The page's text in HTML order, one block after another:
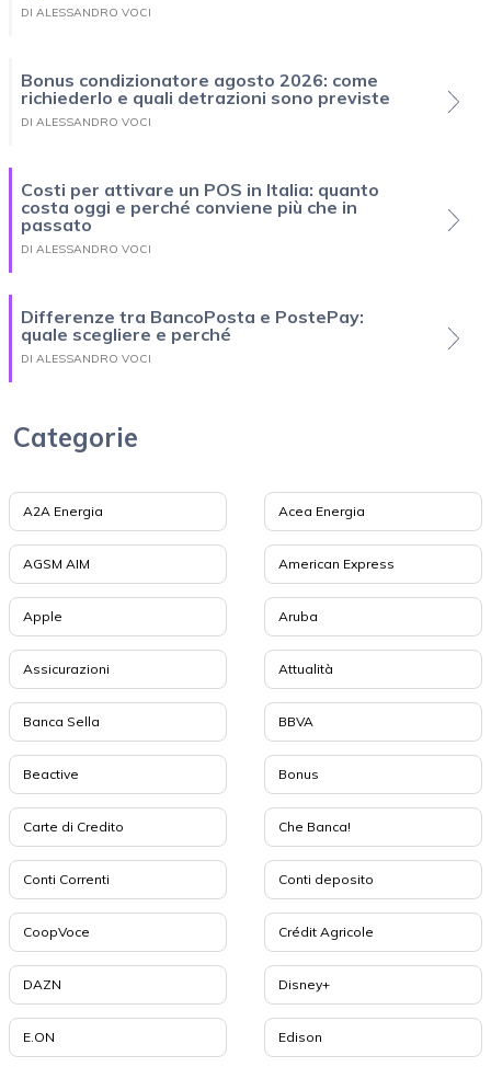
DI ALESSANDRO VOCI
Bonus condizionatore agosto 2026: come
richiederlo e quali detrazioni sono previste
DI ALESSANDRO VOCI
Costi per attivare un POS in Italia: quanto
costa oggi e perché conviene più che in
passato
DI ALESSANDRO VOCI
Differenze tra BancoPosta e PostePay:
quale scegliere e perché
DI ALESSANDRO VOCI
Categorie
A2A Energia Acea Energia
AGSM AIM American Express
Apple Aruba
Assicurazioni Attualità
Banca Sella BBVA
Beactive Bonus
Carte di Credito Che Banca!
Conti Correnti Conti deposito
CoopVoce Crédit Agricole
DAZN Disney+
E.ON Edison